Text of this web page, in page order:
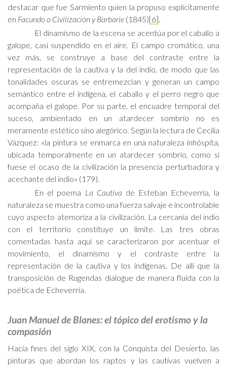
destacar que fue Sarmiento quien la propuso explícitamente
en Facundo o Civilización y Barbarie (1845)[6].
El dinamismo de la escena se acentúa por el caballo a
galope, casi suspendido en el aire. El campo cromático, una
vez más, se construye a base del contraste entre la
representación de la cautiva y la del indio, de modo que las
tonalidades oscuras se entremezclan y generan un campo
semántico entre el indígena, el caballo y el perro negro que
acompaña el galope. Por su parte, el encuadre temporal del
suceso, ambientado en un atardecer sombrío no es
meramente estético sino alegórico. Según la lectura de Cecilia
Vázquez: «la pintura se enmarca en una naturaleza inhóspita,
ubicada temporalmente en un atardecer sombrío, como si
fuese el ocaso de la civilización la presencia perturbadora y
acechante del indio» (179).
En el poema La Cautiva de Esteban Echeverría, la
naturaleza se muestra como una fuerza salvaje e incontrolable
cuyo aspecto atemoriza a la civilización. La cercanía del indio
con el territorio constituye un límite. Las tres obras
comentadas hasta aquí se caracterizaron por acentuar el
movimiento, el dinamismo y el contraste entre la
representación de la cautiva y los indígenas. De allí que la
transposición de Rugendas dialogue de manera fluida con la
poética de Echeverría.
Juan Manuel de Blanes: el tópico del erotismo y la
compasión
Hacia fines del siglo XIX, con la Conquista del Desierto, las
pinturas que abordan los raptos y las cautivas vuelven a